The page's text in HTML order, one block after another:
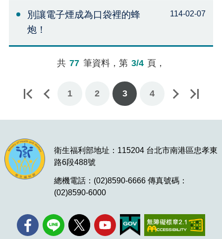
別讓電子煙成為口袋裡的蜂
炮！
114-02-07
共 77 筆資料，第 3/4 頁，
1 2 3 4
下一頁最後一頁
衛生福利部地址：115204 台北市南港區忠孝東
路6段488號
總機電話：(02)8590-6666 傳真號碼：
(02)8590-6000